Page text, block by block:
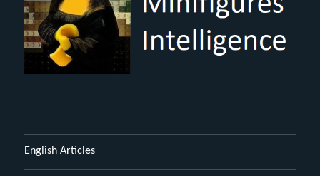
English Articles